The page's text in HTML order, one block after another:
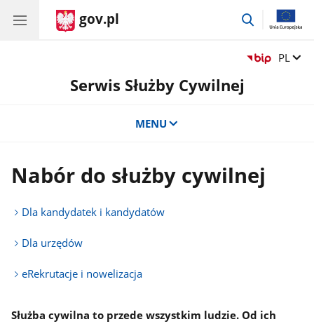
gov.pl
przejdź
Zmień
PL
Serwis Służby Cywilnej
MENU
Nabór do służby cywilnej
Dla kandydatek i kandydatów
Dla urzędów
eRekrutacje i nowelizacja
Służba cywilna to przede wszystkim ludzie. Od ich